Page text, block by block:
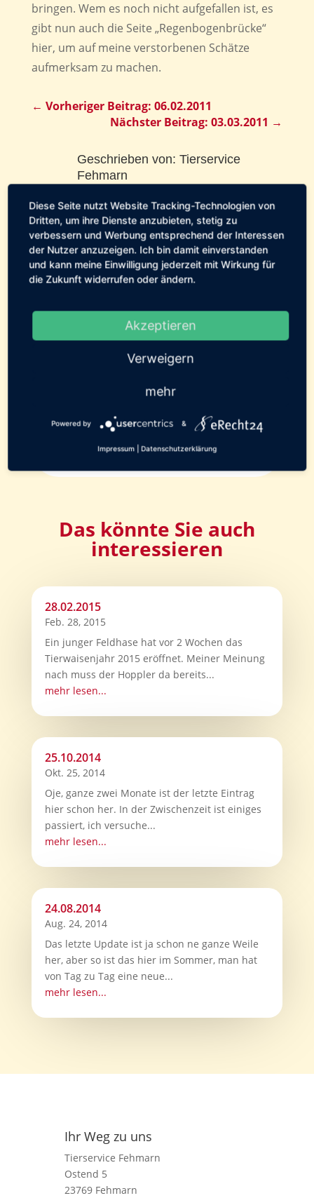
bringen. Wem es noch nicht aufgefallen ist, es
gibt nun auch die Seite „Regenbogenbrücke“
hier, um auf meine verstorbenen Schätze
aufmerksam zu machen.
← Vorheriger Beitrag: 06.02.2011
Nächster Beitrag: 03.03.2011 →
Geschrieben von: Tierservice
Fehmarn
Pflegestellen-Tagebuch
0 Kommentare
0 Kommentare
Das könnte Sie auch
interessieren
28.02.2015
Feb. 28, 2015
Ein junger Feldhase hat vor 2 Wochen das
Tierwaisenjahr 2015 eröffnet. Meiner Meinung
nach muss der Hoppler da bereits...
mehr lesen...
25.10.2014
Okt. 25, 2014
Oje, ganze zwei Monate ist der letzte Eintrag
hier schon her. In der Zwischenzeit ist einiges
passiert, ich versuche...
mehr lesen...
24.08.2014
Aug. 24, 2014
Das letzte Update ist ja schon ne ganze Weile
her, aber so ist das hier im Sommer, man hat
von Tag zu Tag eine neue...
mehr lesen...
Ihr Weg zu uns
Tierservice Fehmarn
Ostend 5
23769 Fehmarn
Diese Seite nutzt Website Tracking-Technologien von
Dritten, um ihre Dienste anzubieten, stetig zu
verbessern und Werbung entsprechend der Interessen
der Nutzer anzuzeigen. Ich bin damit einverstanden
und kann meine Einwilligung jederzeit mit Wirkung für
die Zukunft widerrufen oder ändern.
Akzeptieren
Verweigern
mehr
Powered by &
Impressum Datenschutzerklärung